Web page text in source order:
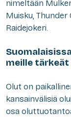
nimeltään
Muisku,
Raidejokeri.
meille
Olut on
kansainvälisiä
osa